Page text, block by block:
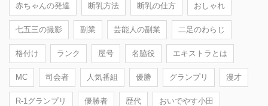
赤ちゃんの発達 断乳方法 断乳の仕方 おしゃれ
七五三の撮影 副業 芸能人の副業 二足のわらじ
格付け ランク 屋号 名脇役 エキストラとは
MC 司会者 人気番組 優勝 グランプリ 漫才
R-1グランプリ 優勝者 歴代 おいでやす小田